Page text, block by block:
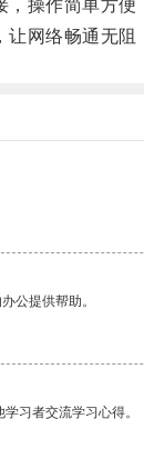
作简单方便
网络畅通无阻
公提供帮助。
习者交流学习心得。